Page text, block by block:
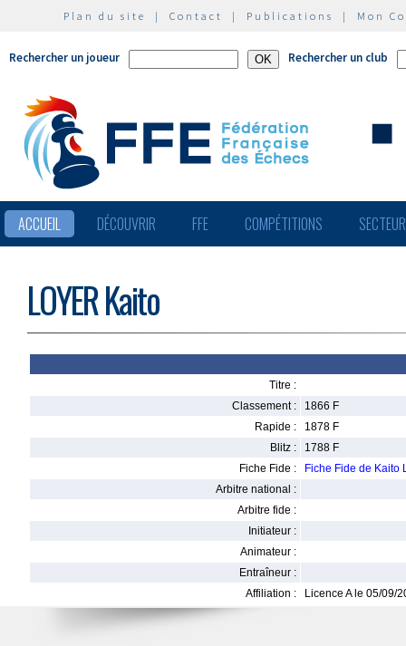
Plan du site | Contact | Publications | Mon
Rechercher un joueur Rechercher un club
ACCUEIL DÉCOUVRIR FFE COMPÉTITIONS
LOYER Kaito
Titre :
Classement :
1866 F
Rapide :
1878 F
Blitz :
1788 F
Fiche Fide :
Fiche Fide de Kaito
Arbitre national :
Arbitre fide :
Initiateur :
Animateur :
Entraîneur :
Affiliation :
Licence A le 05/09/